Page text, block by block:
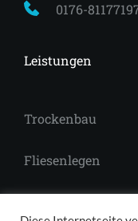
0176-
Leistungen
Trockenbau
Fliesenlegen